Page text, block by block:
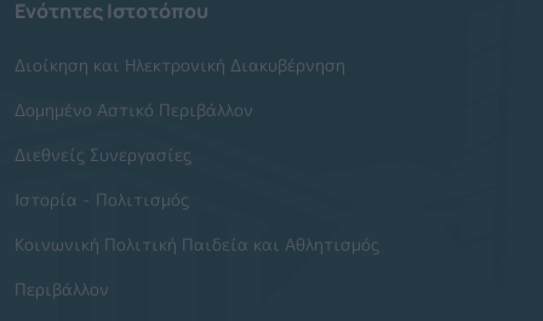
Ενότητες Ιστοτόπου
Διοίκηση και Ηλεκτρονική Διακυβέρνηση
Δομημένο Αστικό Περιβάλλον
Διεθνείς Συνεργασίες
Ιστορία - Πολιτισμός
Κοινωνική Πολιτική Παιδεία και Αθλητισμός
Περιβάλλον